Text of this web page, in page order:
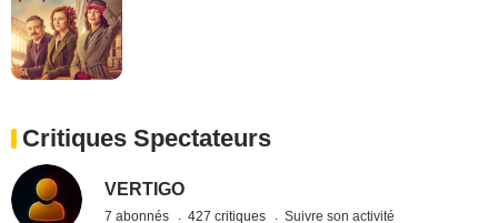
Critiques Spectateurs
VERTIGO
7 abonnés 427 critiques Suivre son activité